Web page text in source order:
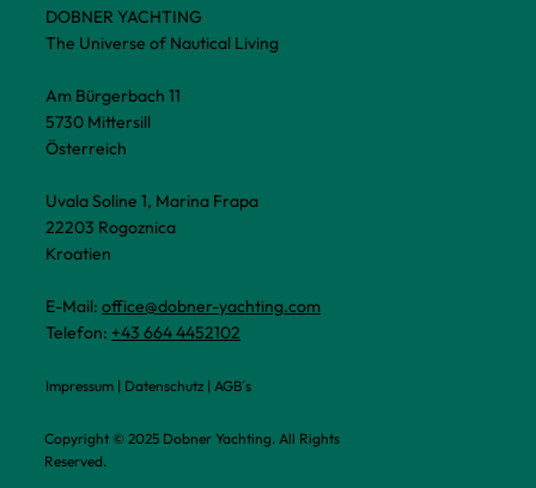
DOBNER YACHTING
The Universe of Nautical Living
Am Bürgerbach 11
5730 Mittersill
Österreich
Uvala Soline 1, Marina Frapa
22203 Rogoznica
Kroatien
E-Mail:office@dobner-yachting.com
Telefon: +43 664 4452102
Copyright © 2025 Dobner Yachting. All Rights
Reserved.
Impressum| Datenschutz| AGB´s